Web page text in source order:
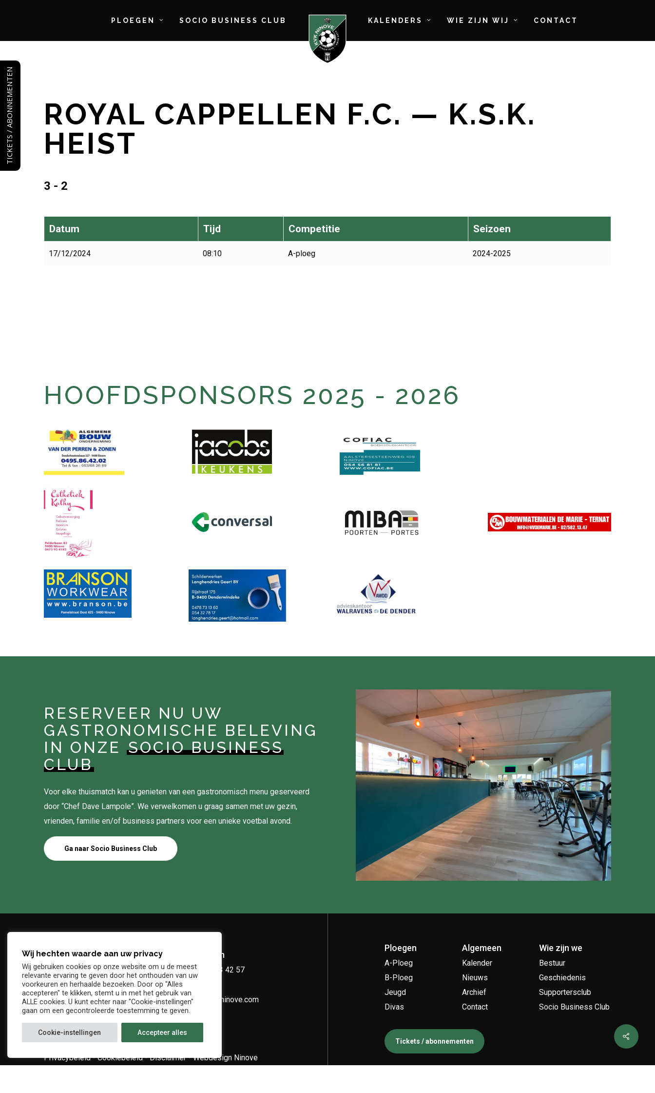
to
main
content
PLOEGEN SOCIO BUSINESS CLUB KALENDERS WIE ZIJN WIJ CONTACT
ROYAL CAPPELLEN F.C. — K.S.K.
HEIST
3 - 2
Datum Tijd Competitie Seizoen
17/12/2024 08:10 A-ploeg 2024-2025
HOOFDSPONSORS 2025 - 2026
RESERVEER NU UW
GASTRONOMISCHE BELEVING
IN ONZESOCIO BUSINESS
CLUB
Voor elke thuismatch kan u genieten van een gastronomisch menu geserveerd
door “Chef Dave Lampole”. We verwelkomen u graag samen met uw gezin,
vrienden, familie en/of business partners voor een unieke voetbal avond.
Ga naar Socio Business Club
Adres
Denderstraat, z/n
9402 Ninove
Telefoon
+32 54 33 42 57
info@kvkninove.com
Privacybeleid-Cookiebeleid-Disclaimer-Webdesign Ninove
Ploegen
A-Ploeg
B-Ploeg
Jeugd
Divas
Algemeen
Kalender
Nieuws
Archief
Contact
Wie zijn we
Bestuur
Geschiedenis
Supportersclub
Socio Business Club
Tickets / abonnementen
Wij hechten waarde aan uw privacy
Wij gebruiken cookies op onze website om u de meest
relevante ervaring te geven door het onthouden van uw
voorkeuren en herhaalde bezoeken. Door op "Alles
accepteren" te klikken, stemt u in met het gebruik van
ALLE cookies. U kunt echter naar "Cookie-instellingen"
gaan om een gecontroleerde toestemming te geven.
Cookie-instellingen Accepteer alles
TICKETS / ABONNEMENTEN